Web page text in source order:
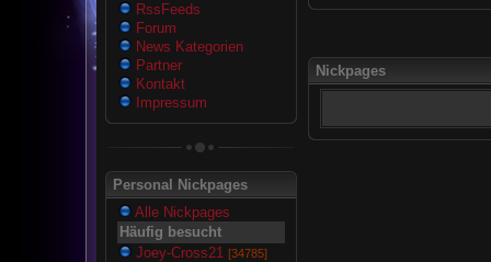
RssFeeds
Forum
News Kategorien
Partner
Kontakt
Impressum
Personal Nickpages
Alle Nickpages
Häufig besucht
Joey-Cross21 [34785]
Nickpages